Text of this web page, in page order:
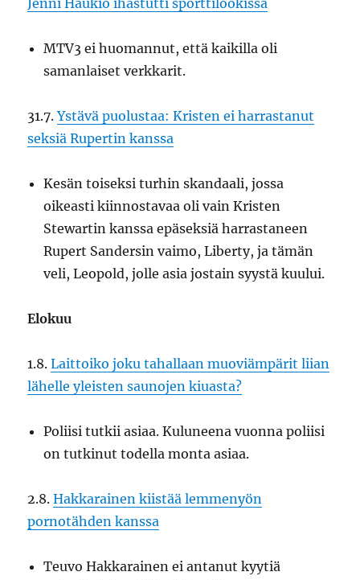
Jenni Haukio ihastutti sporttilookissa
MTV3 ei huomannut, että kaikilla oli
samanlaiset verkkarit.
31.7.Ystävä puolustaa: Kristen ei harrastanut
seksiä Rupertin kanssa
Kesän toiseksi turhin skandaali, jossa
oikeasti kiinnostavaa oli vain Kristen
Stewartin kanssa epäseksiä harrastaneen
Rupert Sandersin vaimo, Liberty, ja tämän
veli, Leopold, jolle asia jostain syystä kuului.
Elokuu
1.8.Laittoiko joku tahallaan muoviämpärit liian
lähelle yleisten saunojen kiuasta?
Poliisi tutkii asiaa. Kuluneena vuonna poliisi
on tutkinut todella monta asiaa.
2.8.Hakkarainen kiistää lemmenyön
pornotähden kanssa
Teuvo Hakkarainen ei antanut kyytiä